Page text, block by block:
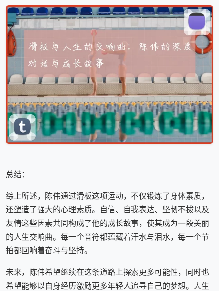
总结：
综上所述，陈伟通过滑板这项运动，不仅锻炼了身体素质，
还塑造了强大的心理素质。自信、自我表达、坚韧不拔以及
友情这些因素共同构成了他的成长故事，使其成为一段美丽
的人生交响曲。每一个音符都蕴藏着汗水与泪水，每一个节
拍都回响着奋斗与坚持。
未来，陈伟希望继续在这条道路上探索更多可能性，同时也
希望能够以自身经历激励更多年轻人追寻自己的梦想。人生